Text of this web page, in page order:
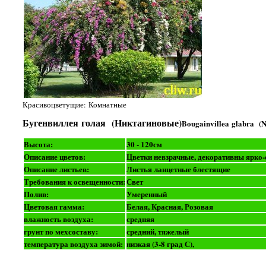
Красивоцветущие: Комнатные
Бугенвиллея голая (Никтагиновые)Bougainvillea glabra
Высота:
30 - 120см
Описание цветов:
Цветки невзрачные, декоративны
Описание листьев:
Листья ланцетные блестящие
Требования к освещенности:Свет
Полив:
Умеренный
Цветовая гамма:
Белая, Красная, Розовая
влажность воздуха:
средняя
грунт по мехсоставу:
средний, тяжелый
температура воздуха зимой: низкая (3-8 град С),